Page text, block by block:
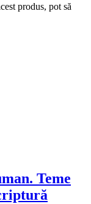
produs, pot să
Teme